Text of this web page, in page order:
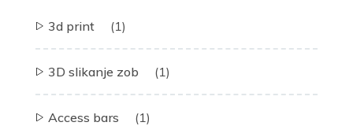
3d print (1)
3D slikanje zob (1)
Access bars (1)